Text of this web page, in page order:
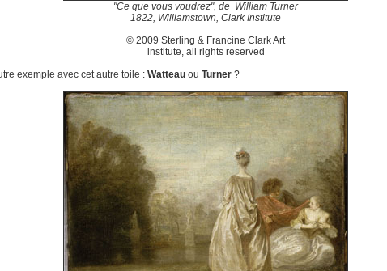
"Ce que vous voudrez", de William Turner
1822, Williamstown, Clark Institute
© 2009 Sterling & Francine Clark Art
institute, all rights reserved
exemple avec cet autre toile : Watteau ou Turner ?